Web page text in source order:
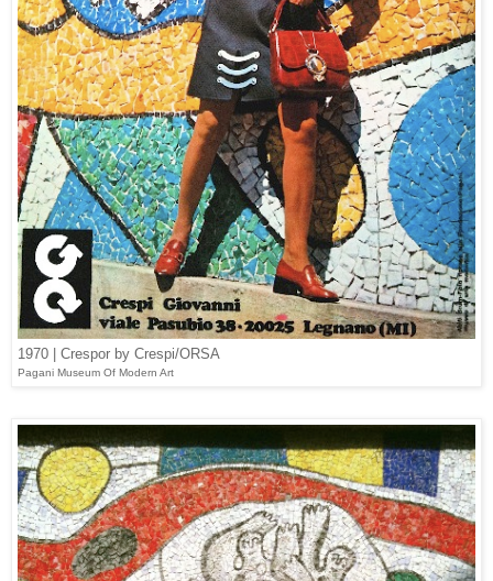
1970 | Crespor by Crespi/ORSA
Pagani Museum Of Modern Art